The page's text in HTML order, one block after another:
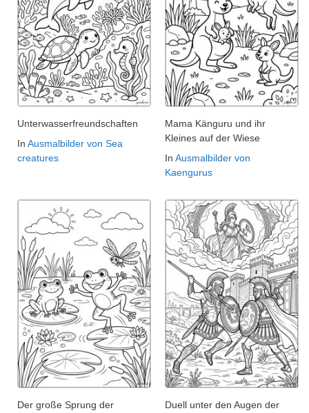
Unterwasserfreundschaften
In Ausmalbilder von Sea
creatures
Mama Känguru und ihr
Kleines auf der Wiese
In Ausmalbilder von
Kaengurus
Der große Sprung der
Duell unter den Augen der